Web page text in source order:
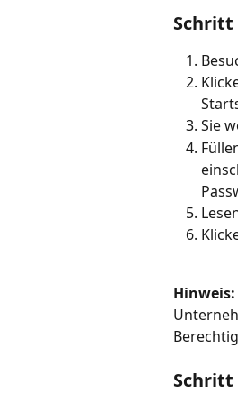
Schritt
Sie
Hinweis:
Schritt